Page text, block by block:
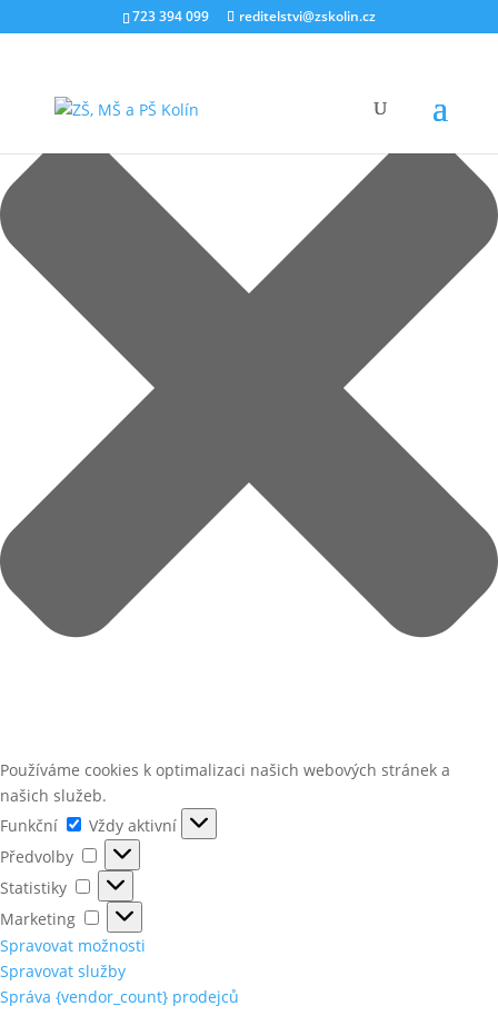
Spravovat souhlas s cookies
Používáme cookies k optimalizaci našich webových stránek a
našich služeb.
Funkční
Funkční
Vždy aktivní
Předvolby
Předvolby
Statistiky
Statistiky
Marketing
Marketing
Spravovat možnosti
Spravovat služby
Správa {vendor_count} prodejců
723 394 099 reditelstvi@zskolin.cz